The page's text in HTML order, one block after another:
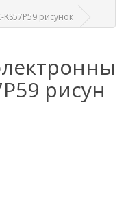
рисунок
рисун